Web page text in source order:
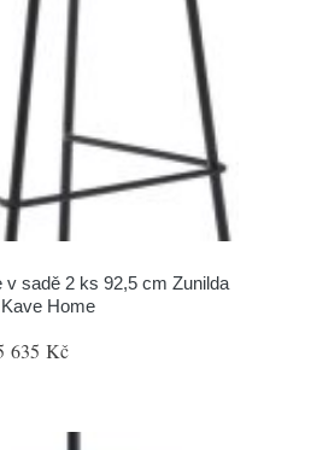
v sadě 2 ks 92,5 cm Zunilda
Home
635 Kč